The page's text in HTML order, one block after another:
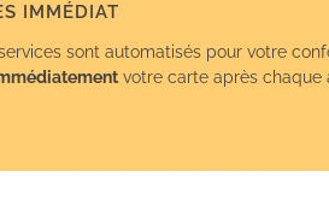
IMMÉDIAT
sont automatisés pour votre
votre carte après chaque